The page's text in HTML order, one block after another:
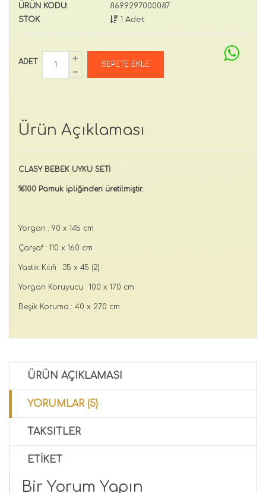
ÜRÜN KODU:
8699297000087
STOK
1 Adet
ADET
Ürün Açıklaması
CLASY BEBEK UYKU SETİ
%100 Pamuk ipliğinden üretilmiştir.
Yorgan : 90 x 145 cm
Çarşaf : 110 x 160 cm
Yastık Kılıfı : 35 x 45 (2)
Yorgan Koruyucu : 100 x 170 cm
Beşik Koruma : 40 x 270 cm
ÜRÜN AÇIKLAMASI
YORUMLAR (5)
TAKSITLER
ETIKET
Bir Yorum Yapın